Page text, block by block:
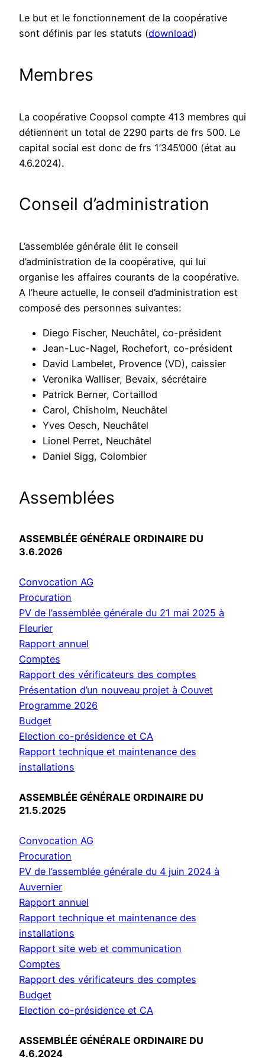
Le but et le fonctionnement de la coopérative
sont définis par les statuts (download)
Membres
La coopérative Coopsol compte 413 membres qui
détiennent un total de 2290 parts de frs 500. Le
capital social est donc de frs 1’345’000 (état au
4.6.2024).
Conseil d’administration
L’assemblée générale élit le conseil
d’administration de la coopérative, qui lui
organise les affaires courants de la coopérative.
A l’heure actuelle, le conseil d’administration est
composé des personnes suivantes:
Diego Fischer, Neuchâtel, co-président
Jean-Luc-Nagel, Rochefort, co-président
David Lambelet, Provence (VD), caissier
Veronika Walliser, Bevaix, sécrétaire
Patrick Berner, Cortaillod
Carol, Chisholm, Neuchâtel
Yves Oesch, Neuchâtel
Lionel Perret, Neuchâtel
Daniel Sigg, Colombier
Assemblées
ASSEMBLÉE GÉNÉRALE ORDINAIRE DU
3.6.2026
Convocation AG
Procuration
PV de l’assemblée générale du 21 mai 2025 à
Fleurier
Rapport annuel
Comptes
Rapport des vérificateurs des comptes
Présentation d’un nouveau projet à Couvet
Programme 2026
Budget
Election co-présidence et CA
Rapport technique et maintenance des
installations
ASSEMBLÉE GÉNÉRALE ORDINAIRE DU
21.5.2025
Convocation AG
Procuration
PV de l’assemblée générale du 4 juin 2024 à
Auvernier
Rapport annuel
Rapport technique et maintenance des
installations
Rapport site web et communication
Comptes
Rapport des vérificateurs des comptes
Budget
Election co-présidence et CA
ASSEMBLÉE GÉNÉRALE ORDINAIRE DU
4.6.2024